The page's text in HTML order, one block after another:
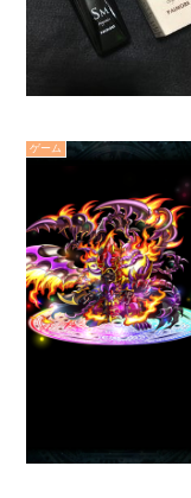
ゲーム